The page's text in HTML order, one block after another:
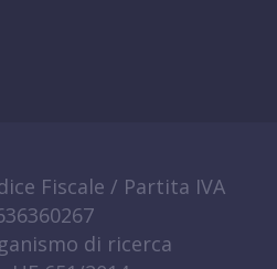
Fiscale / Partita IVA
di ricerca